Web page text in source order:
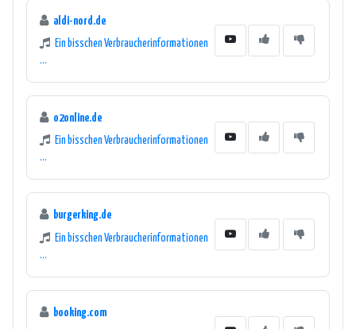
aldi-nord.de
Ein bisschen Verbraucherinformationen
...
o2online.de
Ein bisschen Verbraucherinformationen
...
burgerking.de
Ein bisschen Verbraucherinformationen
...
booking.com